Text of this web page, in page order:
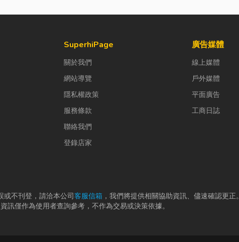
SuperhiPage
關於我們
網站導覽
隱私權政策
服務條款
聯絡我們
登錄店家
廣告媒體
線上媒體
戶外媒體
平面廣告
工商日誌
或不刊登，請洽本公司客服信箱 ，我們將提供相關協助資訊、儘速確認更正。
訊僅作為使用者查詢參考，不作為交易或決策依據。